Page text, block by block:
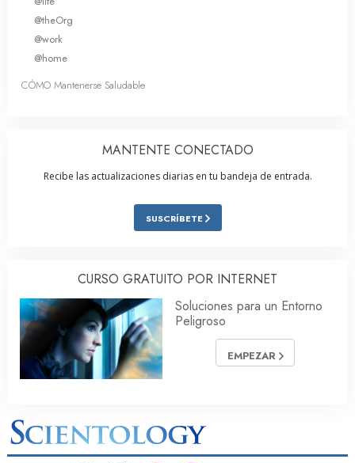
@theOrg
@work
@home
CÓMO Mantenerse Saludable
MANTENTE CONECTADO
Recibe las actualizaciones diarias en tu bandeja de entrada.
SUSCRÍBETE
CURSO GRATUITO POR INTERNET
Soluciones para un Entorno
Peligroso
EMPEZAR